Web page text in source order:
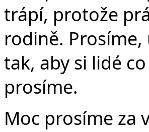
trápí, protože
rodině.
tak, aby si lidé
prosíme.
Moc prosíme za